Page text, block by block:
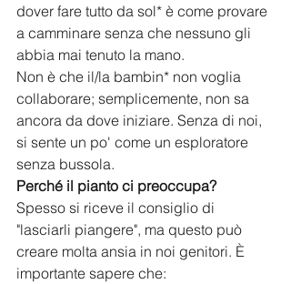
dover fare tutto da sol* è come provare
a camminare senza che nessuno gli
abbia mai tenuto la mano.
​Non è che il/la bambin* non voglia
collaborare; semplicemente, non sa
ancora da dove iniziare. Senza di noi,
si sente un po' come un esploratore
senza bussola.
​Perché il pianto ci preoccupa?
​Spesso si riceve il consiglio di
"lasciarli piangere", ma questo può
creare molta ansia in noi genitori. È
importante sapere che: